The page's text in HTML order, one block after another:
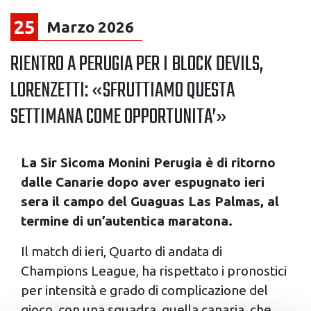
25 Marzo 2026
RIENTRO A PERUGIA PER I BLOCK DEVILS,
LORENZETTI: «SFRUTTIAMO QUESTA
SETTIMANA COME OPPORTUNITA’»
La Sir Sicoma Monini Perugia è di ritorno
dalle Canarie dopo aver espugnato ieri
sera il campo del Guaguas Las Palmas, al
termine di un’autentica maratona.
Il match di ieri, Quarto di andata di
Champions League, ha rispettato i pronostici
per intensità e grado di complicazione del